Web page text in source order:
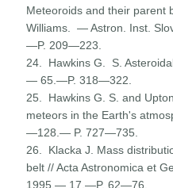
Meteoroids and their parent
Williams. — Astron. Inst.
—P. 209—223.
24. Hawkins G. S.
— 65.—P. 318—322.
25. Hawkins G. S. and
meteors in the Earth's
—128.— P. 727—735.
26. Klacka J. Mass
belt // Acta Astronomica et
1995.— 17.—P. 62—76.